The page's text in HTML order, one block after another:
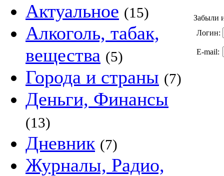
Актуальное (15)
Алкоголь, табак,
вещества (5)
Города и страны (7)
Деньги, Финансы
(13)
Дневник (7)
Журналы, Радио,
Забыли
Логин:
E-mail: